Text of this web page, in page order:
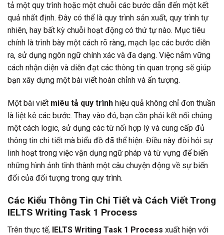
tả một quy trình hoặc một chuỗi các bước dẫn đến một kết
quả nhất định. Đây có thể là quy trình sản xuất, quy trình tự
nhiên, hay bất kỳ chuỗi hoạt động có thứ tự nào. Mục tiêu
chính là trình bày một cách rõ ràng, mạch lạc các bước diễn
ra, sử dụng ngôn ngữ chính xác và đa dạng. Việc nắm vững
cách nhận diện và diễn đạt các thông tin quan trọng sẽ giúp
bạn xây dựng một bài viết hoàn chỉnh và ấn tượng.
Một bài viết miêu tả quy trình hiệu quả không chỉ đơn thuần
là liệt kê các bước. Thay vào đó, bạn cần phải kết nối chúng
một cách logic, sử dụng các từ nối hợp lý và cung cấp đủ
thông tin chi tiết mà biểu đồ đã thể hiện. Điều này đòi hỏi sự
linh hoạt trong việc vận dụng ngữ pháp và từ vựng để biến
những hình ảnh tĩnh thành một câu chuyện động về sự biến
đổi của đối tượng trong quy trình.
Các Kiểu Thông Tin Chi Tiết và Cách Viết Trong
IELTS Writing Task 1 Process
Trên thực tế, IELTS Writing Task 1 Process xuất hiện với